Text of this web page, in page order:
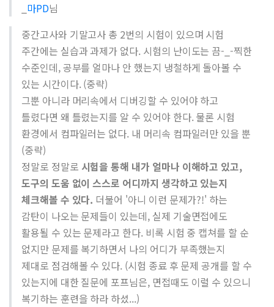
마PD님
중간고사와 기말고사 총 2번의 시험이 있으며 시험
주간에는 실습과 과제가 없다. 시험의 난이도는 끔-_-찍한
수준인데, 공부를 얼마나 안 했는지 냉철하게 돌아볼 수
있는 시간이다. (중략)
그뿐 아니라 머리속에서 디버깅할 수 있어야 하고
틀렸다면 왜 틀렸는지를 알 수 있어야 한다. 물론 시험
환경에서 컴파일러는 없다. 내 머리속 컴파일러만 있을 뿐
(중략)
정말로 정말로 시험을 통해 내가 얼마나 이해하고 있고,
도구의 도움 없이 스스로 어디까지 생각하고 있는지
체크해볼 수 있다. 더불어 '아니 이런 문제가?!' 하는
감탄이 나오는 문제들이 있는데, 실제 기술면접에도
활용될 수 있는 문제라고 한다. 비록 시험 중 캡쳐를 할 순
없지만 문제를 복기하면서 나의 어디가 부족했는지
제대로 점검해볼 수 있다. (시험 종료 후 문제 공개를 할 수
있는지에 대한 질문에 포프님은, 면접때도 이럴 수 있으니
복기하는 훈련을 하라 하셨...)